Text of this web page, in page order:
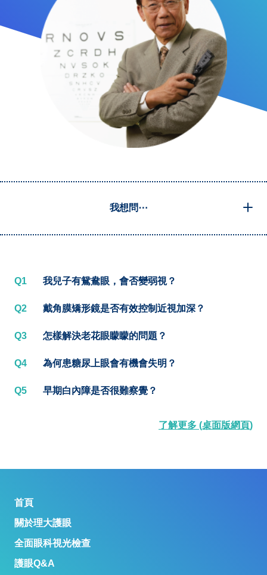
我想問⋯
Q1 我兒子有鴛鴦眼，會否變弱視？
Q2 戴角膜矯形鏡是否有效控制近視加深？
Q3 怎樣解決老花眼矇矇的問題？
Q4 為何患糖尿上眼會有機會失明？
Q5 早期白內障是否很難察覺？
了解更多 (桌面版網頁)
首頁
關於理大護眼
全面眼科視光檢查
護眼Q&A